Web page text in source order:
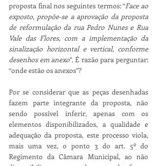
proposta final nos seguintes termos: “Face ao
exposto, propõe-se a aprovação da proposta
de reformulação da rua Pedro Nunes e Rua
Vale das Flores, com a implementação da
sinalização horizontal e vertical, conforme
desenhos em anexo”. É razão para perguntar:
“onde estão os anexos”?
Por se considerar que as peças desenhadas
fazem parte integrante da proposta, não
sendo possível inferir, apenas com os
elementos disponibilizados, a qualidade e
adequação da proposta, este processo viola,
mais uma vez, o ponto 3 do art. 5º do
Regimento da Câmara Municipal, ao não